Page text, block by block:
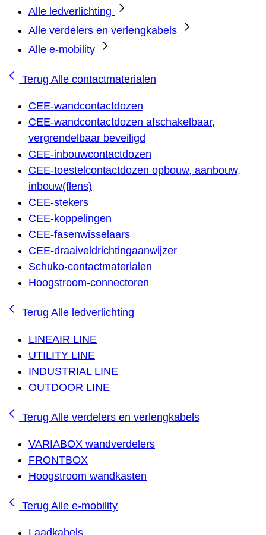
Alle ledverlichting
Alle verdelers en verlengkabels
Alle e-mobility
Terug Alle contactmaterialen
CEE-wandcontactdozen
CEE-wandcontactdozen afschakelbaar,
vergrendelbaar beveiligd
CEE-inbouwcontactdozen
CEE-toestelcontactdozen opbouw, aanbouw,
inbouw(flens)
CEE-stekers
CEE-koppelingen
CEE-fasenwisselaars
CEE-draaiveldrichtingaanwijzer
Schuko-contactmaterialen
Hoogstroom-connectoren
Terug Alle ledverlichting
LINEAIR LINE
UTILITY LINE
INDUSTRIAL LINE
OUTDOOR LINE
Terug Alle verdelers en verlengkabels
VARIABOX wandverdelers
FRONTBOX
Hoogstroom wandkasten
Terug Alle e-mobility
Laadkabels